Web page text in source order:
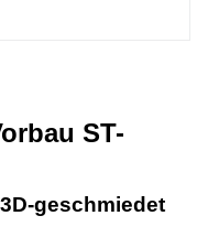
ST-
geschmiedet